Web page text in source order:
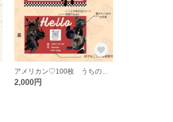
2,000円